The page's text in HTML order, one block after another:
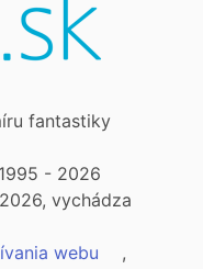
fantastiky
- 2026
vychádza
webu
,